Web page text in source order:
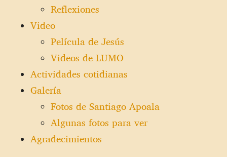
Reflexiones
Video
Película de Jesús
Videos de LUMO
Actividades cotidianas
Galería
Fotos de Santiago Apoala
Algunas fotos para ver
Agradecimientos